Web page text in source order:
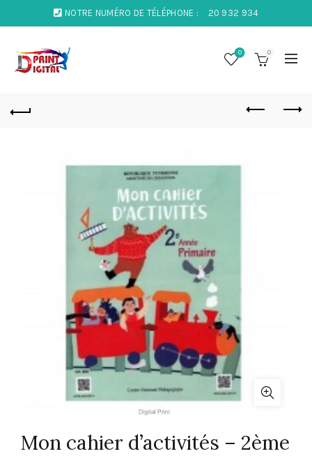
NOTRE NUMÉRO DE TÉLÉPHONE : 20 932 934
0 0
Mon cahier d’activités – 2ème